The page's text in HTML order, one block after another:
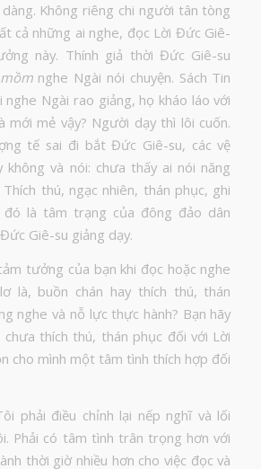
Không riêng chi người tân tòng
cả những ai nghe, đọc Lời Đức Giê-
này. Thính giả thời Đức Giê-su
nghe Ngài nói chuyện. Sách Tin
nghe Ngài rao giảng, họ kháo láo với
mới mẻ vậy? Người dạy thì lôi cuốn.
tế sai đi bắt Đức Giê-su, các vệ
và nói: chưa thấy ai nói năng
thú, ngạc nhiên, thán phục, ghi
đó là tâm trạng của đông đảo dân
Giê-su giảng dạy.
tưởng của bạn khi đọc hoặc nghe
là, buồn chán hay thích thú, thán
nghe và nỗ lực thực hành? Bạn hãy
thích thú, thán phục đối với Lời
cho mình một tâm tình thích hợp đối
phải điều chỉnh lại nếp nghĩ và lối
Phải có tâm tình trân trọng hơn với
thời giờ nhiều hơn cho việc đọc và